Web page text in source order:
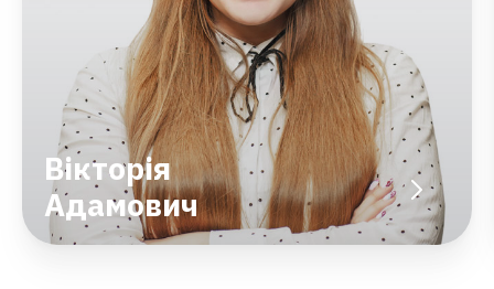
Вікторія
Адамович